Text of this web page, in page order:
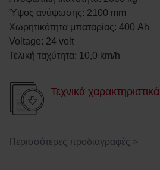
Ύψος ανύψωσης: 2100 mm
Χωρητικότητα μπαταρίας: 400 Ah
Voltage: 24 volt
Τελική ταχύτητα: 10,0 km/h
Τεχνικά χαρακτηριστικά
Περισσότερες προδιαγραφές >